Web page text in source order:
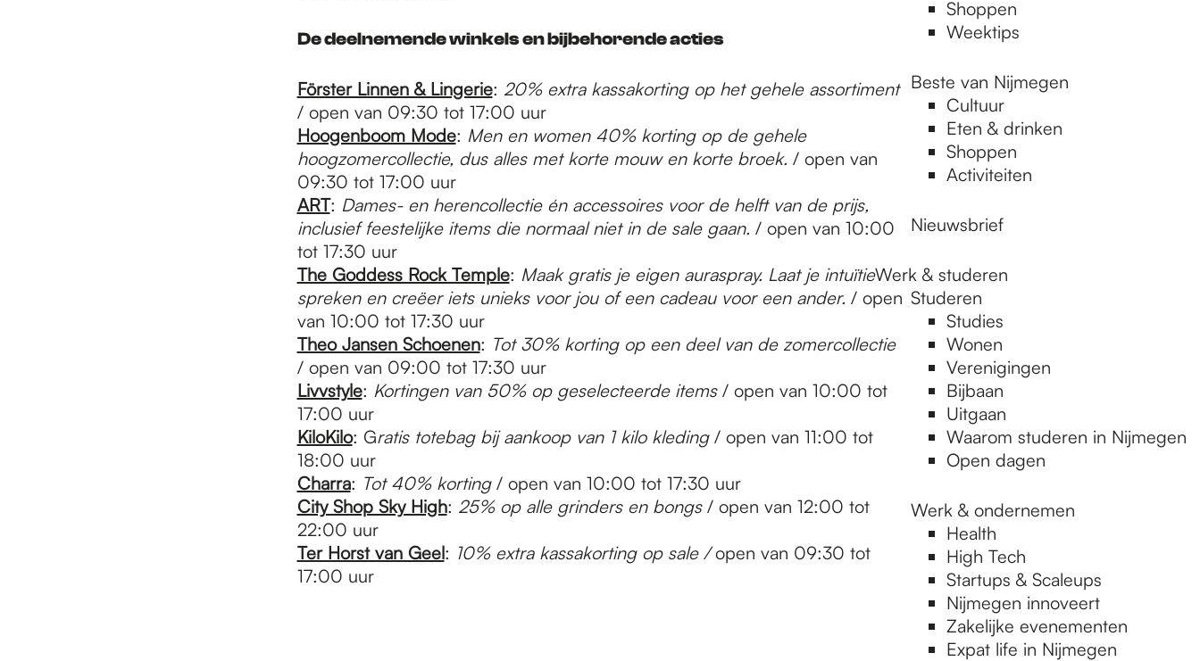
Shoppen
Weektips
Beste van Nijmegen
Cultuur
Eten & drinken
Shoppen
Activiteiten
Nieuwsbrief
Werk & studeren
Studeren
Studies
Wonen
Verenigingen
Bijbaan
Uitgaan
Waarom studeren in Nijmegen
Open dagen
Werk & ondernemen
Health
High Tech
Startups & Scaleups
Nijmegen innoveert
Zakelijke evenementen
Expat life in Nijmegen
De deelnemende winkels en bijbehorende acties
Förster Linnen & Lingerie: 20% extra kassakorting op het gehele assortiment
/ open van 09:30 tot 17:00 uur
Hoogenboom Mode: Men en women 40% korting op de gehele
hoogzomercollectie, dus alles met korte mouw en korte broek. / open van
09:30 tot 17:00 uur
ART: Dames- en herencollectie én accessoires voor de helft van de prijs,
inclusief feestelijke items die normaal niet in de sale gaan.​ / open van 10:00
tot 17:30 uur
The Goddess Rock Temple: Maak gratis je eigen auraspray. Laat je intuïtie
spreken en creëer iets unieks voor jou of een cadeau voor een ander. / open
van 10:00 tot 17:30 uur
Theo Jansen Schoenen: Tot 30% korting op een deel van de zomercollectie
/ open van 09:00 tot 17:30 uur
Livvstyle: Kortingen van 50% op geselecteerde items/ open van 10:00 tot
17:00 uur
KiloKilo: Gratis totebag bij aankoop van 1 kilo kleding / open van 11:00 tot
18:00 uur
Charra: Tot 40% korting / open van 10:00 tot 17:30 uur
City Shop Sky High: 25% op alle grinders en bongs / open van 12:00 tot
22:00 uur
Ter Horst van Geel: 10% extra kassakorting op sale /open van 09:30 tot
17:00 uur